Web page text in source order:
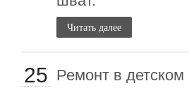
Читать далее
25 Ремонт в детском